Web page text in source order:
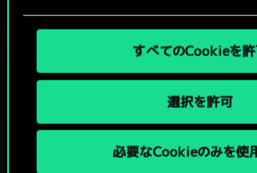
すべてのCookieを
選択を許可
必要なCookieのみを使
グウェントでひと勝